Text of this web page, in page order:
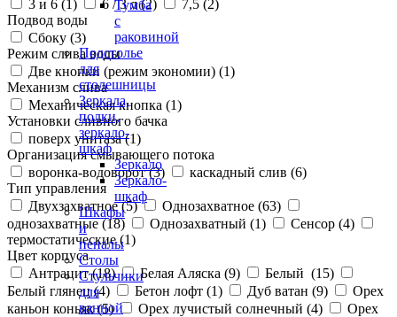
Тумба
с
раковиной
Подстолье
для
столешницы
Зеркала,
полки,
зеркало-
шкаф
Зеркало
Зеркало-
шкаф
Шкафы
и
пеналы
Столы
Стульчики
для
ванной
3 и 6 (1) 6 / 3 л (2) 7,5 (2)
Подвод воды
Сбоку (3)
Режим слива воды
Две кнопки (режим экономии) (1)
Механизм слива
Механическая кнопка (1)
Установки сливного бачка
поверх унитаза (1)
Организация смывающего потока
воронка-водоворот (3) каскадный слив (6)
Тип управления
Двухзахватное (5) Однозахватное (63)
однозахватные (18) Однозахватный (1) Сенсор (4)
термостатические (1)
Цвет корпуса
Антрацит (18) Белая Аляска (9) Белый (15)
Белый глянец (4) Бетон лофт (1) Дуб ватан (9)
Орех
каньон коньяк (5) Орех лучистый солнечный (4)
Орех